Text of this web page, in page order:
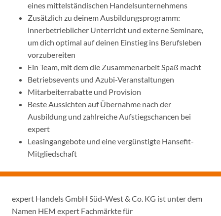
eines mittelständischen Handelsunternehmens
Zusätzlich zu deinem Ausbildungsprogramm:
innerbetrieblicher Unterricht und externe Seminare,
um dich optimal auf deinen Einstieg ins Berufsleben
vorzubereiten
Ein Team, mit dem die Zusammenarbeit Spaß macht
Betriebsevents und Azubi-Veranstaltungen
Mitarbeiterrabatte und Provision
Beste Aussichten auf Übernahme nach der
Ausbildung und zahlreiche Aufstiegschancen bei
expert
Leasingangebote und eine vergünstigte Hansefit-
Mitgliedschaft
expert Handels GmbH Süd-West & Co. KG ist unter dem
Namen HEM expert Fachmärkte für